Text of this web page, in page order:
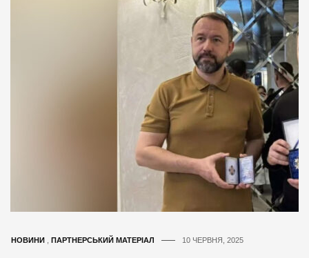
НОВИНИ ПАРТНЕРСЬКИЙ МАТЕРІАЛ 10 ЧЕРВНЯ, 2025